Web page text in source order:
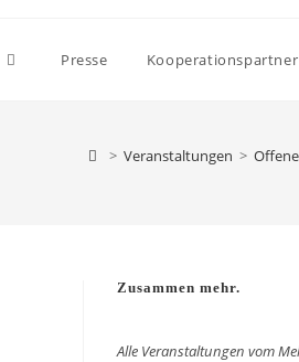
Presse Kooperationspartner
> Veranstaltungen >
Zusammen mehr.
Alle Veranstaltungen vom